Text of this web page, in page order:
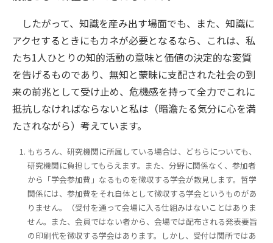
したがって、知識を産み出す場面でも、また、知識に
アクセするときにもカネが必要となるなら、これは、私
たち1人ひとりの知的活動の意味と価値の決定的な変質
を告げるものであり、無知と蒙昧に支配された社会の到
来の前兆として受け止め、危機感を持って全力でこれに
抵抗しなければならないと私は（暗澹たる気分に心を満
たされながら）考えています。
もちろん、研究機関に所属している場合は、どちらについても、
研究機関に負担してもらえます。また、分野に関係なく、参加者
から「学会参加費」なるものを徴収する学会が散見します。哲学
関係には、参加費をそれ自体として徴収する学会というものがあ
りません。（受付を通って会場に入る仕組みはないことはありま
せん。また、会員ではない者から、会場では配布される発表要旨
の印刷代を徴収する学会はあります。しかし、受付は関所ではあ